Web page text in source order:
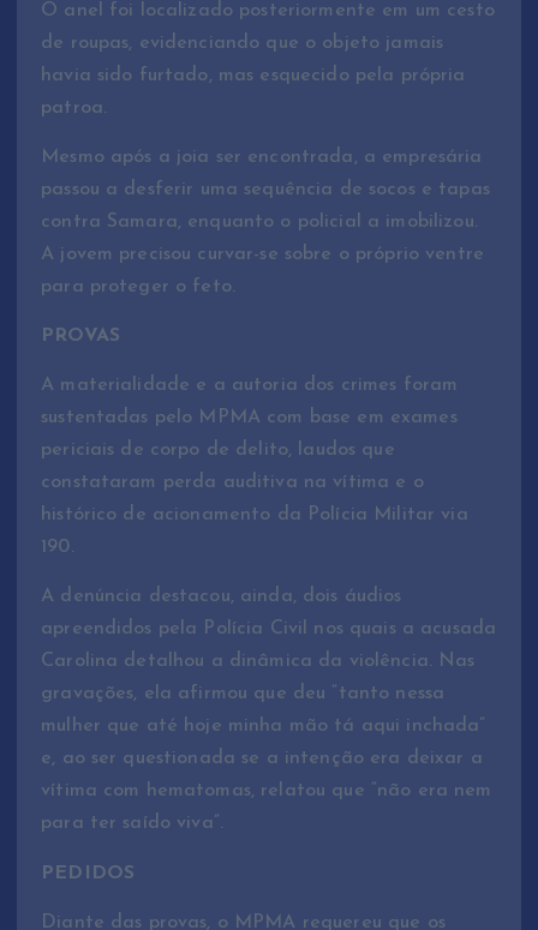
O anel foi localizado posteriormente em um cesto
de roupas, evidenciando que o objeto jamais
havia sido furtado, mas esquecido pela própria
patroa.
Mesmo após a joia ser encontrada, a empresária
passou a desferir uma sequência de socos e tapas
contra Samara, enquanto o policial a imobilizou.
A jovem precisou curvar-se sobre o próprio ventre
para proteger o feto.
PROVAS
A materialidade e a autoria dos crimes foram
sustentadas pelo MPMA com base em exames
periciais de corpo de delito, laudos que
constataram perda auditiva na vítima e o
histórico de acionamento da Polícia Militar via
190.
A denúncia destacou, ainda, dois áudios
apreendidos pela Polícia Civil nos quais a acusada
Carolina detalhou a dinâmica da violência. Nas
gravações, ela afirmou que deu “tanto nessa
mulher que até hoje minha mão tá aqui inchada”
e, ao ser questionada se a intenção era deixar a
vítima com hematomas, relatou que “não era nem
para ter saído viva”.
PEDIDOS
Diante das provas, o MPMA requereu que os